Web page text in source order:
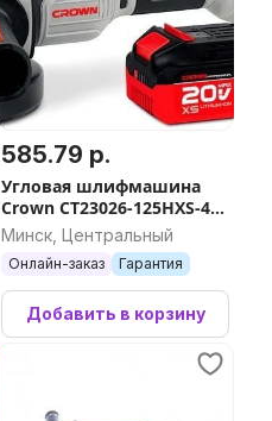
585.79 р.
Угловая шлифмашина
Crown CT23026-125HXS-4
BMC (с 2-мя АКБ)
Минск, Центральный
Онлайн-заказ Гарантия
Добавить в корзину